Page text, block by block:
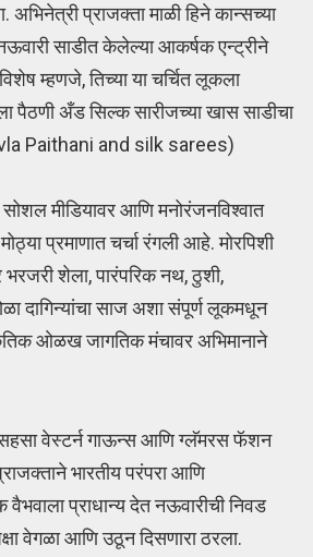
अभिनेत्री प्राजक्ता माळी हिने कान्सच्या
साडीत केलेल्या आकर्षक एन्ट्रीने
म्हणजे, तिच्या या चर्चित लूकला
पैठणी अँड सिल्क सारीजच्या खास साडीचा
Paithani and silk sarees)
सोशल मीडियावर आणि मनोरंजनविश्वात
प्रमाणात चर्चा रंगली आहे. मोरपिशी
भरजरी शेला, पारंपरिक नथ, ठुशी,
दागिन्यांचा साज अशा संपूर्ण लूकमधून
ओळख जागतिक मंचावर अभिमानाने
सहसा वेस्टर्न गाऊन्स आणि ग्लॅमरस फॅशन
भारतीय परंपरा आणि
वैभवाला प्राधान्य देत नऊवारीची निवड
वेगळा आणि उठून दिसणारा ठरला.